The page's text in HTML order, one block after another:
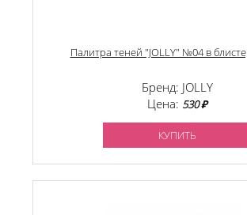
Палитра теней "JOLLY" №04 в
Бренд: JOLLY
Цена: 530 ₽
КУПИТЬ